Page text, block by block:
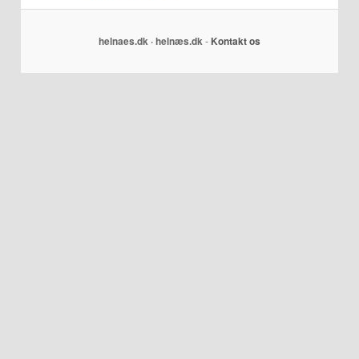
helnaes.dk · helnæs.dk- Kontakt os